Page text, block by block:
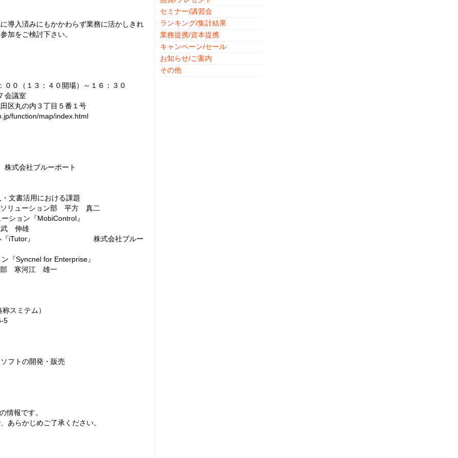
導入済みにもかかわらず業務に活かしきれ
加をご検討下さい。
１３：４０開場）～１６：３０
議室
内３丁目５番１号
map/index.html
式会社ブルーポート
書活用における課題
ーション部 平方 真二
リューション『MobiControl』
武 伸雄
ール『iTutor』 株式会社ブルー
ション『Syncnel for Enterprise』
部 寒河江 雄一
ミテム）
5
フトの開発・販売
報です。
らかじめご了承ください。
セミナー/講習会
ランキング/集計結果
業務提携/資本提携
キャンペーン/セール
お知らせ/ご案内
その他